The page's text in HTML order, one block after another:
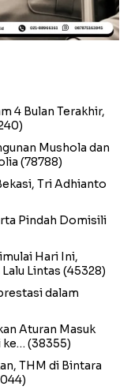
4 Bulan Terakhir,
Mushola dan
(78788)
Tri Adhianto
Pindah Domisili
Hari Ini,
Lintas (45328)
dalam
Aturan Masuk
ke… (38355)
THM di Bintara